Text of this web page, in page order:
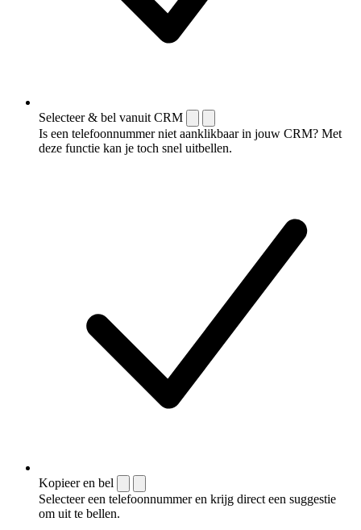
Selecteer & bel vanuit CRM
Is een telefoonnummer niet aanklikbaar in jouw CRM? Met
deze functie kan je toch snel uitbellen.
Kopieer en bel
Selecteer een telefoonnummer en krijg direct een suggestie
om uit te bellen.